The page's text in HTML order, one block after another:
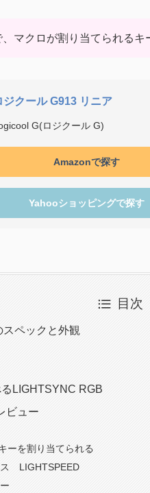
マクロが割り当てられるキ
ジクール G913 リニア
G(ロジクール G)
Amazonで探す
Yahooショッピングで探す
目次
スペックと外観
LIGHTSYNC RGB
ビュー
ーを割り当てられる
ス LIGHTSPEED